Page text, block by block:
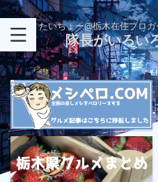
たいちょー@栃木在住ブロ
隊長がいろい